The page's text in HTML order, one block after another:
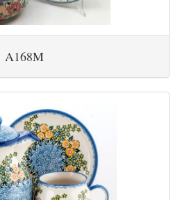
A168M